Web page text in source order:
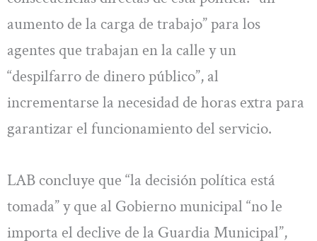
aumento de la carga de trabajo” para los
agentes que trabajan en la calle y un
“despilfarro de dinero público”, al
incrementarse la necesidad de horas extra para
garantizar el funcionamiento del servicio.
LAB concluye que “la decisión política está
tomada” y que al Gobierno municipal “no le
importa el declive de la Guardia Municipal”,